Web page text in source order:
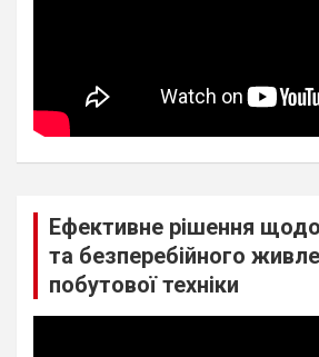
Ефективне рішення
та безперебійного
побутової техніки